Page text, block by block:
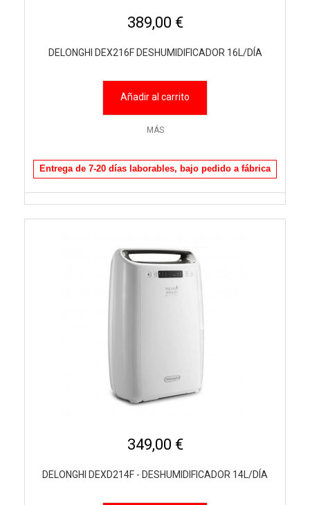
389,00 €
DELONGHI DEX216F DESHUMIDIFICADOR 16L/DÍA
Añadir al carrito
MÁS
Entrega de 7-20 días laborables, bajo pedido a fábrica
349,00 €
DELONGHI DEXD214F - DESHUMIDIFICADOR 14L/DÍA